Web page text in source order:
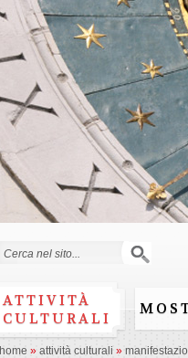
Form di ricerca
ATTIVITÀ
CULTURALI
home » attività culturali »